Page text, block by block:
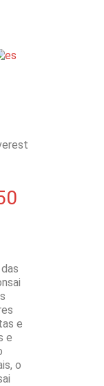
e
e
o